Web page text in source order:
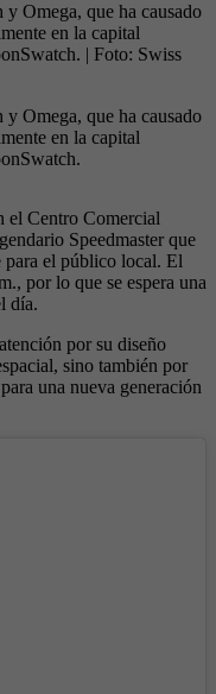
Omega, que ha causado
en la capital
| Foto: Swiss
Omega, que ha causado
en la capital
el Centro Comercial
Speedmaster que
el público local. El
por lo que se espera una
día.
por su diseño
sino también por
una nueva generación